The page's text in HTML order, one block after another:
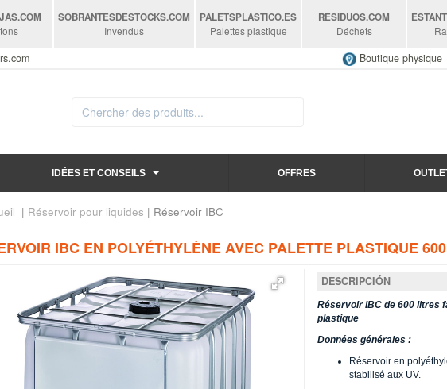
.COM
SOBRANTESDESTOCKS.COM
Invendus
PALETSPLASTICO.ES
Palettes plastique
RESIDUOS.COM
Déchets
Boutique physique
IDÉES ET CONSEILS OFFRES
| Réservoir pour liquides | Réservoir IBC
IBC EN POLYÉTHYLÈNE AVEC PALETTE PLASTIQUE
DESCRIPCIÓN
Réservoir IBC de 600 litres
plastique
Données générales :
Réservoir en
stabilisé aux UV.